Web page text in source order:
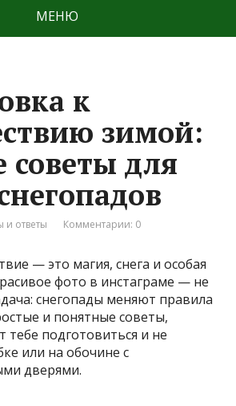
МЕНЮ
к
зимой:
советы для
и ответы Комментарии: 0
— это магия, снега и особая
фото в инстаграме — не
снегопады меняют правила
и понятные советы,
тебе подготовиться и не
или на обочине с
дверями.